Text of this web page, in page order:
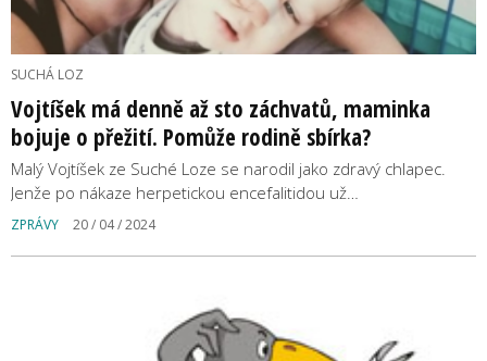
SUCHÁ LOZ
Vojtíšek má denně až sto záchvatů, maminka
bojuje o přežití. Pomůže rodině sbírka?
Malý Vojtíšek ze Suché Loze se narodil jako zdravý chlapec.
Jenže po nákaze herpetickou encefalitidou už…
ZPRÁVY 20 / 04 / 2024